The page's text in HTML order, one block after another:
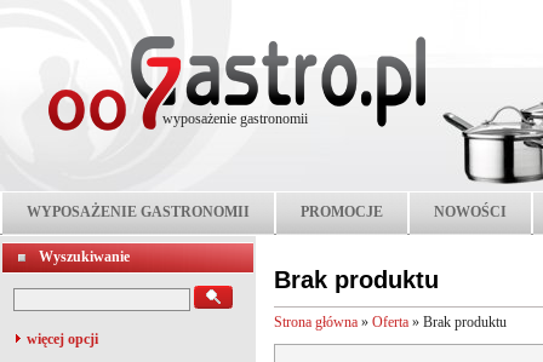
wyposażenie gastronomii
WYPOSAŻENIE GASTRONOMII PROMOCJE NOWOŚCI
Wyszukiwanie
więcej opcji
Brak produktu
Strona główna » Oferta » Brak produktu